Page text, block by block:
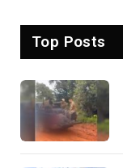
Top Posts